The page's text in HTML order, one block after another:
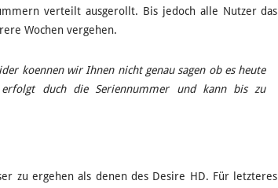
verteilt ausgerollt. Bis jedoch alle Nutzer das
Wochen vergehen.
koennen wir Ihnen nicht genau sagen ob es heute
duch die Seriennummer und kann bis zu
zu ergehen als denen des Desire HD. Für letzteres